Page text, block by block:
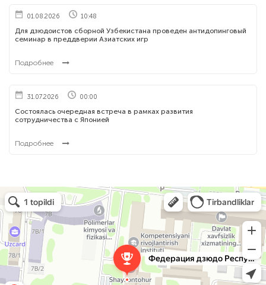
01.08.2026 10:48
Для дзюдоистов сборной Узбекистана проведен антидопинговый
семинар в преддверии Азиатских игр
Подробнее
31.07.2026 00:00
Состоялась очередная встреча в рамках развития
сотрудничества с Японией
Подробнее